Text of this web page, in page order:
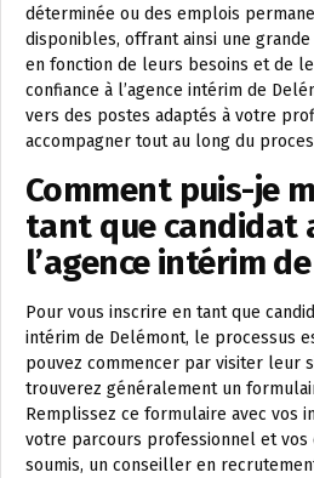
déterminée ou des emplois
disponibles, offrant ainsi une
en fonction de leurs besoins et de
confiance à l’agence intérim de
vers des postes adaptés à votre
accompagner tout au long du
Comment puis-je
tant que candidat
l’agence intérim
Pour vous inscrire en tant que
intérim de Delémont, le processus
pouvez commencer par visiter leur
trouverez généralement un
Remplissez ce formulaire avec vos
votre parcours professionnel et vos
soumis, un conseiller en